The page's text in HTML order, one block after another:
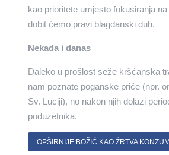
kao prioritete umjesto fokusiranja
dobit ćemo pravi blagdanski duh.
Nekada i danas
Daleko u prošlost seže kršćanska
nam poznate poganske priče (npr.
Sv. Luciji), no nakon njih dolazi
poduzetnika.
OPŠIRNIJE:BOŽIĆ KAO ŽRTVA